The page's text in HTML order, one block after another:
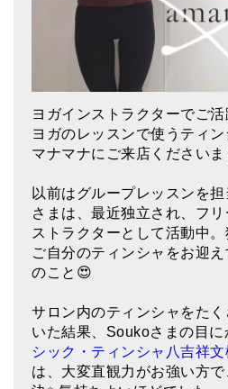
マンダラ彫（黒・渋金）
人気の3点セット
お得なアマナマナ・セット
特大シンギングボウル・特殊柄
スティック・マレット・リング（
アマナマナのティンシャ
プレミアム・ティンシャ（L・M
ベーシック・ティンシャ（4種）
チベット・真マントラ香
お香定期購入（ラクとくサブスク
ヨガインストラクターでご活
ヨガのレッスンで使うティ
マナマナにご来店くださいま
以前はグループレッスンを
さまは、最近独立され、フ
ストラクターとして活動中。
ご自分のティンシャをお迎
のこと😍
サロン内のティンシャをた
いた結果、Soukoさまの目に
シック・ティンシャ八吉祥文
は、大変直観力がお強い方